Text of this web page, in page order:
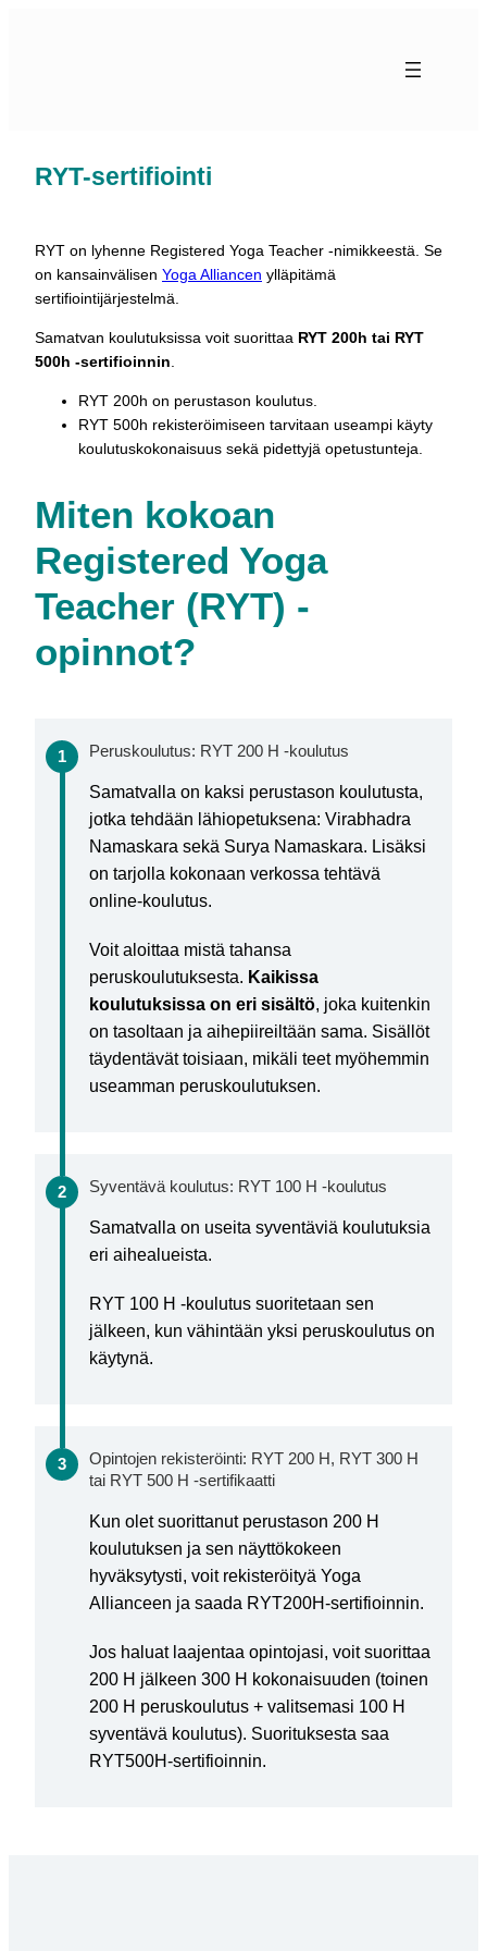
RYT-sertifiointi
RYT on lyhenne Registered Yoga Teacher -nimikkeestä. Se
on kansainvälisen Yoga Alliancen ylläpitämä
sertifiointijärjestelmä.
Samatvan koulutuksissa voit suorittaa RYT 200h tai RYT
500h -sertifioinnin
RYT 200h on perustason koulutus.
RYT 500h rekisteröimiseen tarvitaan useampi käyty
koulutuskokonaisuus sekä pidettyjä opetustunteja.
Miten kokoan
Registered Yoga
Teacher (RYT) -
opinnot?
Peruskoulutus: RYT 200 H -koulutus
Samatvalla on kaksi perustason koulutusta,
jotka tehdään lähiopetuksena: Virabhadra
Namaskara sekä Surya Namaskara. Lisäksi
on tarjolla kokonaan verkossa tehtävä
online-koulutus.
Voit aloittaa mistä tahansa
peruskoulutuksesta. Kaikissa
koulutuksissa on eri sisältö, joka kuitenkin
on tasoltaan ja aihepiireiltään sama. Sisällöt
täydentävät toisiaan, mikäli teet myöhemmin
useamman peruskoulutuksen.
Syventävä koulutus: RYT 100 H -koulutus
Samatvalla on useita syventäviä koulutuksia
eri aihealueista.
RYT 100 H -koulutus suoritetaan sen
jälkeen, kun vähintään yksi peruskoulutus on
käytynä.
Opintojen rekisteröinti: RYT 200 H, RYT 300 H
tai RYT 500 H -sertifikaatti
Kun olet suorittanut perustason 200 H
koulutuksen ja sen näyttökokeen
hyväksytysti, voit rekisteröityä Yoga
Allianceen ja saada RYT200H-sertifioinnin.
Jos haluat laajentaa opintojasi, voit suorittaa
200 H jälkeen 300 H kokonaisuuden (toinen
200 H peruskoulutus + valitsemasi 100 H
syventävä koulutus). Suorituksesta saa
RYT500H-sertifioinnin.